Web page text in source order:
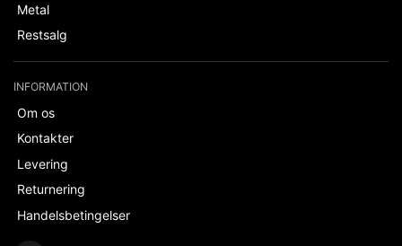
Metal
Restsalg
INFORMATION
Om os
Kontakter
Levering
Returnering
Handelsbetingelser